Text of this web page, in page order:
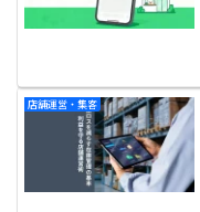
店舗運営・集客